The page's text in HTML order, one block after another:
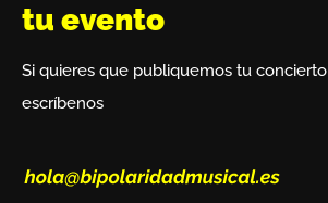
tu evento
Si quieres que publiquemos tu concierto
escríbenos